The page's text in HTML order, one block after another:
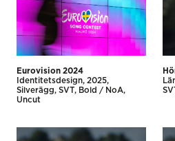
Eurovision 2024
Identitetsdesign 2025
Silverägg
SVT
Bold / NoA,
Uncut